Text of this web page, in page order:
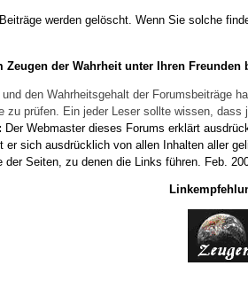
werden gelöscht. Wenn Sie solche
Zeugen der Wahrheit unter Ihren Freunden
den Wahrheitsgehalt der Forumsbeiträge
zu prüfen. Ein jeder Leser sollte wissen,
Der Webmaster dieses Forums erklärt
er sich ausdrücklich von allen Inhalten aller
der Seiten, zu denen die Links führen. Feb.